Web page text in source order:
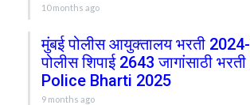
10 months ago
मुंबई पोलीस आयुक्तालय भरती
पोलीस शिपाई 2643 जागांसाठी
Police Bharti 2025
9 months ago